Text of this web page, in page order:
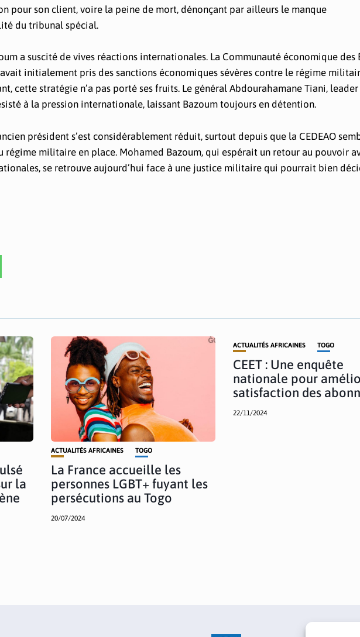
pour son client, voire la peine de mort, dénonçant par ailleurs le manque
du tribunal spécial.
a suscité de vives réactions internationales. La Communauté économique des
avait initialement pris des sanctions économiques sévères contre le régime
cette stratégie n’a pas porté ses fruits. Le général Abdourahamane Tiani,
à la pression internationale, laissant Bazoum toujours en détention.
président s’est considérablement réduit, surtout depuis que la CEDEAO
régime militaire en place. Mohamed Bazoum, qui espérait un retour au pouvoir
se retrouve aujourd’hui face à une justice militaire qui pourrait bien
la
ACTUALITÉS AFRICAINES TOGO
La France accueille les
personnes LGBT+ fuyant les
persécutions au Togo
20/07/2024
ACTUALITÉS AFRICAINES TOGO
CEET : Une enquête
nationale pour
satisfaction des
22/11/2024